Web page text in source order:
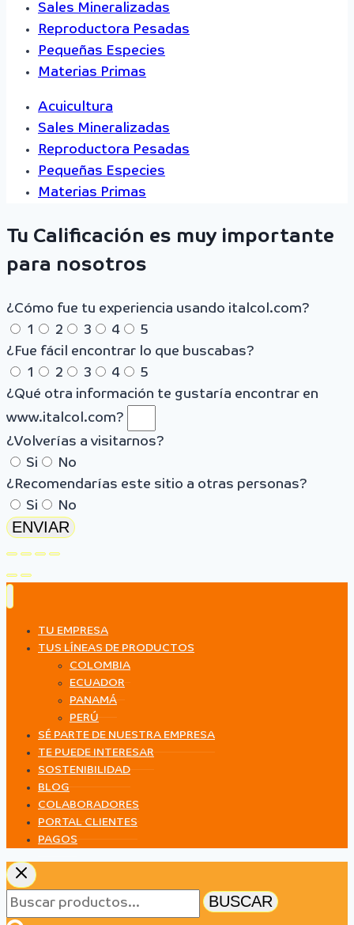
Sales Mineralizadas
Reproductora Pesadas
Pequeñas Especies
Materias Primas
Acuicultura
Sales Mineralizadas
Reproductora Pesadas
Pequeñas Especies
Materias Primas
Tu Calificación es muy importante
para nosotros
¿Cómo fue tu experiencia usando italcol.com?
1
2 3 4
5
¿Fue fácil encontrar lo que buscabas?
1
2 3 4
5
¿Qué otra información te gustaría encontrar en
www.italcol.com?
¿Volverías a visitarnos?
Si
No
¿Recomendarías este sitio a otras personas?
Si
No
ENVIAR
TU EMPRESA
TUS LÍNEAS DE PRODUCTOS
COLOMBIA
ECUADOR
PANAMÁ
PERÚ
SÉ PARTE DE NUESTRA EMPRESA
TE PUEDE INTERESAR
SOSTENIBILIDAD
BLOG
COLABORADORES
PORTAL CLIENTES
PAGOS
Buscar
por:
BUSCAR